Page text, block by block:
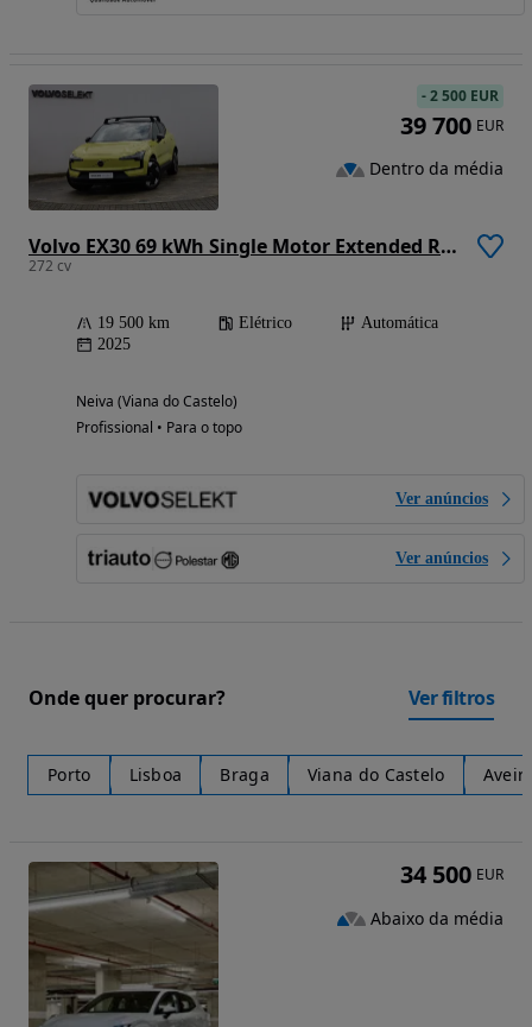
Volvo EX30 69 kWh Single Motor Extended Range Ultra
272 cv
19 500 km Elétrico
Automática
2025
Neiva (Viana do Castelo)
Profissional • Para o topo
Ver anúncios
Ver anúncios
-2 500 EUR
39 700 EUR
Dentro da média
Onde quer procurar? Ver filtros
Porto Lisboa Braga Viana do Castelo
34 500 EUR
Abaixo da média